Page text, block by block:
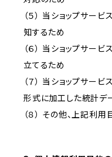
（５） 当ショップサー
知するため
（６） 当ショップサー
立てるため
（７） 当ショップサー
形式に加工した統計デ
（８） その他、上記利